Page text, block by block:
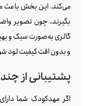
می‌کند. این بخش باعث
بگیرند، چون تصویر
گالری به‌صورت سبک و
و بدون افت کیفیت لود
پشتیبانی از چند
اگر مهدکودک شما